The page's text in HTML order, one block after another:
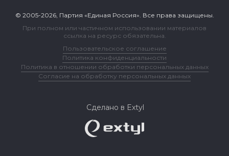
© 2005-2026, Партия «Единая Россия». Все права защищены.
При полном или частичном использовании материалов
ссылка на ресурс обязательна.
Пользовательское соглашение
Политика конфиденциальности
Политика в отношении обработки персональных данных
Согласие на обработку персональных данных
Сделано в Extyl